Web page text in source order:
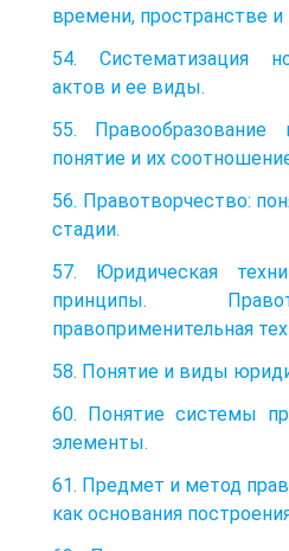
времени, пространстве и
54. Систематизация
актов и ее виды.
55. Правообразование
понятие и их
56. Правотворчество:
стадии.
57. Юридическая
принципы.
правоприменительная
58. Понятие и виды
60. Понятие системы
элементы.
61. Предмет и метод
как основания